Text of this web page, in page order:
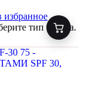
избранное
тип товара.